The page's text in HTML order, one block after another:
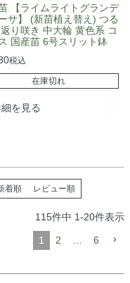
【ライムライトグランデ
サ】 (新苗植え替え) つる
り咲き 中大輪 黄色系 コ
国産苗 6号スリット鉢
税込
在庫切れ
を見る
着順 レビュー順
115件中 1-20件表示
1 2 … 6